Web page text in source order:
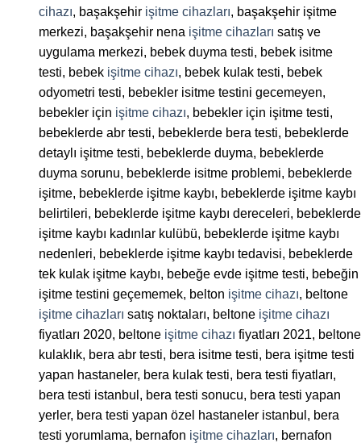
cihazı, başakşehir işitme cihazları, başakşehir işitme
merkezi, başakşehir nena işitme cihazları satış ve
uygulama merkezi, bebek duyma testi, bebek isitme
testi, bebek işitme cihazı, bebek kulak testi, bebek
odyometri testi, bebekler isitme testini gecemeyen,
bebekler için işitme cihazı, bebekler için işitme testi,
bebeklerde abr testi, bebeklerde bera testi, bebeklerde
detaylı işitme testi, bebeklerde duyma, bebeklerde
duyma sorunu, bebeklerde isitme problemi, bebeklerde
işitme, bebeklerde işitme kaybı, bebeklerde işitme kaybı
belirtileri, bebeklerde işitme kaybı dereceleri, bebeklerde
işitme kaybı kadınlar kulübü, bebeklerde işitme kaybı
nedenleri, bebeklerde işitme kaybı tedavisi, bebeklerde
tek kulak işitme kaybı, bebeğe evde işitme testi, bebeğin
işitme testini geçememek, belton işitme cihazı, beltone
işitme cihazları satış noktaları, beltone işitme cihazı
fiyatları 2020, beltone işitme cihazı fiyatları 2021, beltone
kulaklık, bera abr testi, bera isitme testi, bera işitme testi
yapan hastaneler, bera kulak testi, bera testi fiyatları,
bera testi istanbul, bera testi sonucu, bera testi yapan
yerler, bera testi yapan özel hastaneler istanbul, bera
testi yorumlama, bernafon işitme cihazları, bernafon